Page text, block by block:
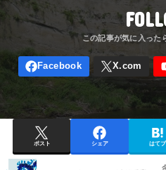
ポスト シェア はてブ